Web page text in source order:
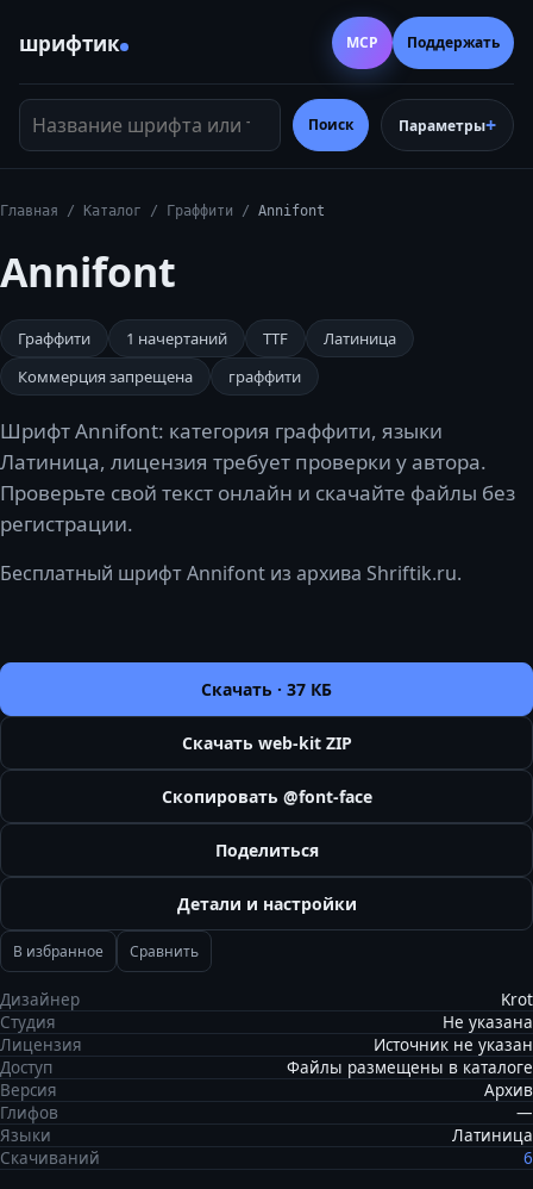
шрифтик
Название шрифта или тег
Поиск Параметры
MCP Поддержать
Главная / Каталог / Граффити / Annifont
Annifont
Граффити 1 начертаний TTF
Латиница
Коммерция запрещена
граффити
Шрифт Annifont: категория граффити, языки
Латиница, лицензия требует проверки у автора.
Проверьте свой текст онлайн и скачайте файлы без
регистрации.
Бесплатный шрифт Annifont из архива Shriftik.ru.
Скачать · 37 КБ
Скачать web-kit ZIP
Скопировать @font-face
Поделиться
Детали и настройки
В избранное Сравнить
Дизайнер
Krot
Студия
Не указана
Лицензия
Источник не указан
Доступ
Файлы размещены в каталоге
Версия
Архив
Глифов
—
Языки
Латиница
Скачиваний
6